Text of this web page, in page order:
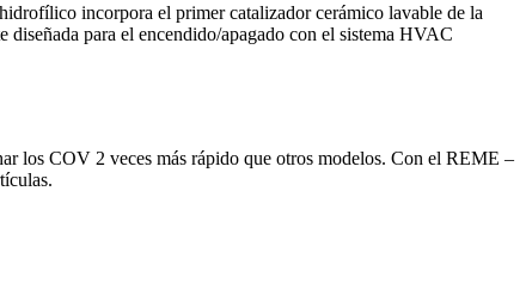
incorpora el primer catalizador cerámico lavable de la
para el encendido/apagado con el sistema HVAC
los COV 2 veces más rápido que otros modelos. Con el REME –